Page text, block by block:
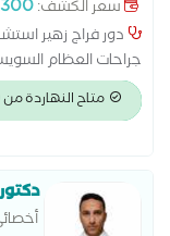
سعر الكشف:300
دور فراج زهير
جراحات العظام
محاضر بكليه الطب
الكسور والعظام و
متاح النهاردة من 7:00 مساءً